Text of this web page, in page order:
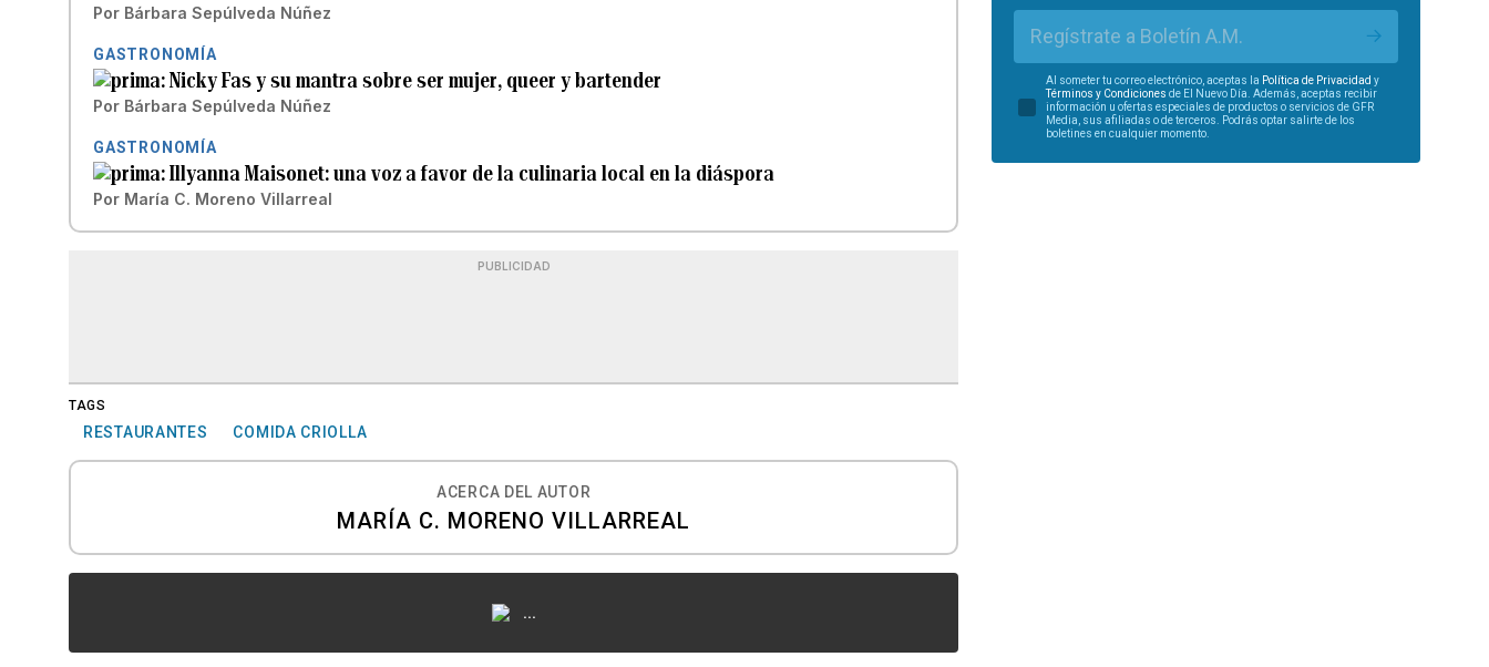
Por Bárbara Sepúlveda Núñez
GASTRONOMÍA
Nicky Fas y su mantra sobre ser mujer, queer y bartender
Por Bárbara Sepúlveda Núñez
GASTRONOMÍA
Illyanna Maisonet: una voz a favor de la culinaria local en la diáspora
Por María C. Moreno Villarreal
PUBLICIDAD
TAGS
RESTAURANTES COMIDA CRIOLLA
ACERCA DEL AUTOR
MARÍA C. MORENO VILLARREAL
...
Regístrate a Boletín A.M.
Al someter tu correo electrónico, aceptas la Política de Privacidad y
Términos y Condiciones de El Nuevo Día. Además, aceptas recibir
información u ofertas especiales de productos o servicios de GFR
Media, sus afiliadas o de terceros. Podrás optar salirte de los
boletines en cualquier momento.